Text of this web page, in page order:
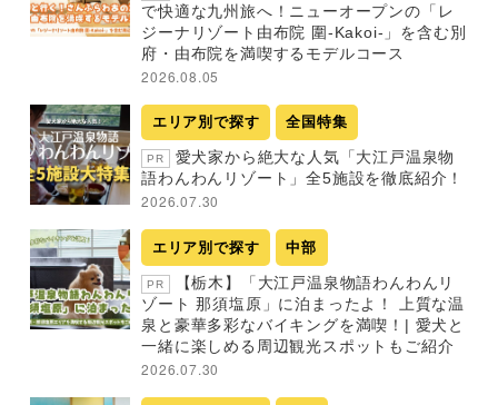
で快適な九州旅へ！ニューオープンの「レ
ジーナリゾート由布院 圍-Kakoi-」を含む別
府・由布院を満喫するモデルコース
2026.08.05
エリア別で探す 全国特集
PR
愛犬家から絶大な人気「大江戸温泉物
語わんわんリゾート」全5施設を徹底紹介！
2026.07.30
エリア別で探す 中部
PR
【栃木】「大江戸温泉物語わんわんリ
ゾート 那須塩原」に泊まったよ！ 上質な温
泉と豪華多彩なバイキングを満喫！| 愛犬と
一緒に楽しめる周辺観光スポットもご紹介
2026.07.30